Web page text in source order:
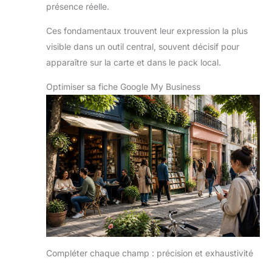
présence réelle.
Ces fondamentaux trouvent leur expression la plus
visible dans un outil central, souvent décisif pour
apparaître sur la carte et dans le pack local.
Optimiser sa fiche Google My Business
Compléter chaque champ : précision et exhaustivité